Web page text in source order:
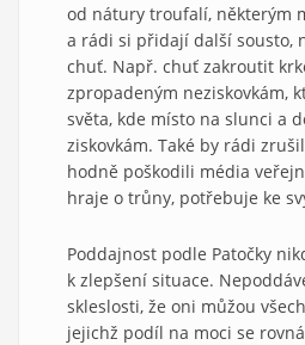
od nátury troufalí, některým
a rádi si přidají další sousto,
chuť. Např. chuť zakroutit
zpropadeným neziskovkám,
světa, kde místo na slunci a
ziskovkám. Také by rádi
hodně poškodili média
hraje o trůny, potřebuje ke
Poddajnost podle Patočky
k zlepšení situace.
skleslosti, že oni můžou
jejichž podíl na moci se